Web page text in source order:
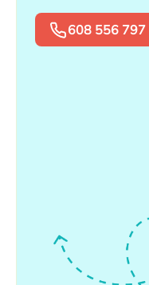
608 556 797